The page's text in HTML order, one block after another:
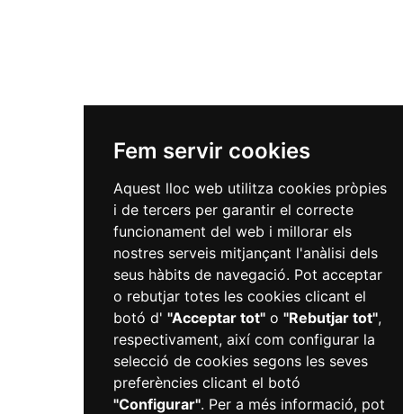
Fem servir cookies
Aquest lloc web utilitza cookies pròpies
i de tercers per garantir el correcte
funcionament del web i millorar els
nostres serveis mitjançant l'anàlisi dels
seus hàbits de navegació. Pot acceptar
o rebutjar totes les cookies clicant el
botó d' "Acceptar tot"o "Rebutjar tot",
respectivament, així com configurar la
selecció de cookies segons les seves
preferències clicant el botó
"Configurar". Per a més informació, pot